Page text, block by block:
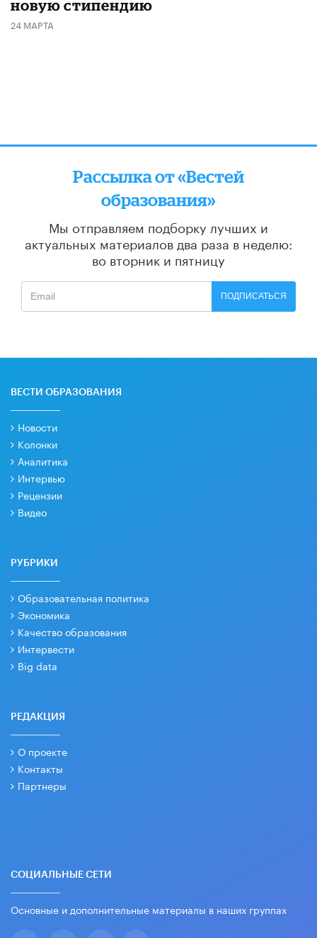
новую стипендию
24 МАРТА
Рассылка от «Вестей
образования»
Мы отправляем подборку лучших и
актуальных материалов два раза в неделю:
во вторник и пятницу
ПОДПИСАТЬСЯ
ВЕСТИ ОБРАЗОВАНИЯ
Новости
Колонки
Аналитика
Интервью
Рецензии
Видео
РУБРИКИ
Образовательная политика
Экономика
Качество образования
Интервести
Big data
РЕДАКЦИЯ
О проекте
Контакты
Партнеры
СОЦИАЛЬНЫЕ СЕТИ
Основные и дополнительные материалы в наших группах